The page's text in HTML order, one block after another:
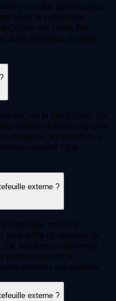
entraîne généralement
selon la congestion.
d'éviter ces coûts. Par
autre utilisateur de l'app
trafic sur la blockchain. Un
minutes à beaucoup plus
revanche, les transferts «
comme l'app
externe ?
Hashflow vers des
vous suffit de disposer de
De nombreux utilisateurs
leurs fonds vers le
externes compatibles.
externe ?